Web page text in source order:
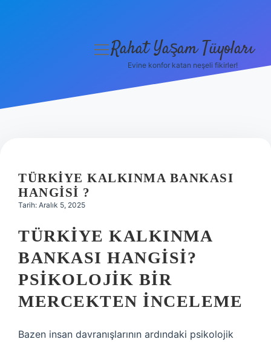
Hakkımızda
menüyü
Rahat Yaşam Tüyoları
Evine konfor katan neşeli fikirler!
TÜRKIYE KALKINMA BANKASI
HANGISI ?
Tarih: Aralık 5, 2025
TÜRKIYE KALKINMA
BANKASI HANGISI?
PSIKOLOJIK BIR
MERCEKTEN İNCELEME
Bazen insan davranışlarının ardındaki psikolojik